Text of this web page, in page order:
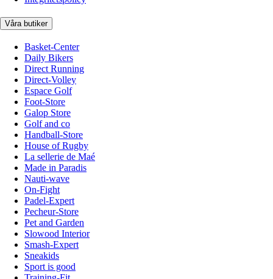
Våra butiker
Basket-Center
Daily Bikers
Direct Running
Direct-Volley
Espace Golf
Foot-Store
Galop Store
Golf and co
Handball-Store
House of Rugby
La sellerie de Maé
Made in Paradis
Nauti-wave
On-Fight
Padel-Expert
Pecheur-Store
Pet and Garden
Slowood Interior
Smash-Expert
Sneakids
Sport is good